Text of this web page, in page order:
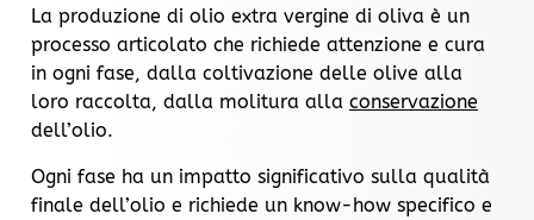
La produzione di olio extra vergine di oliva è un
processo articolato che richiede attenzione e cura
in ogni fase, dalla coltivazione delle olive alla
loro raccolta, dalla molitura alla conservazione
dell’olio.
Ogni fase ha un impatto significativo sulla qualità
finale dell’olio e richiede un know-how specifico e